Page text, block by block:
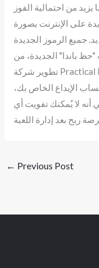
من احتمالية الفوز
على الإنترنت بصورة
جميع الرموز الجديدة
باندا" الجديدة، من
تطوير شركة Practical Play الشهيرة، هي المفضلة لديك في
الإيداع الخاص بك،
مما يعني أنه لا يُمكنك تفويت أي
← Previous Post